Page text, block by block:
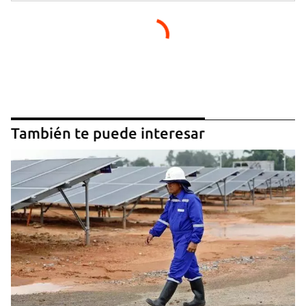
También te puede interesar